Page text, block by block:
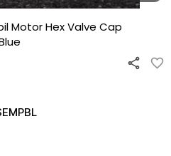
Motor Hex Valve Cap